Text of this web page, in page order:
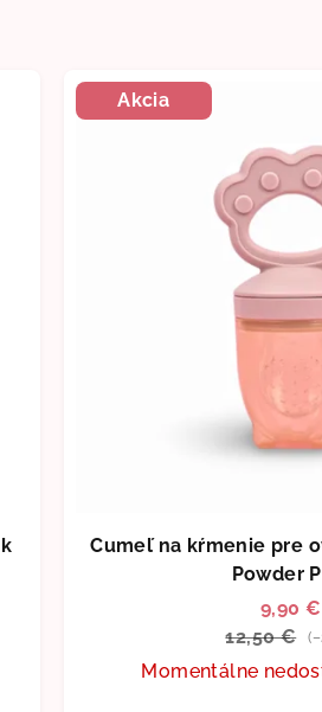
Akcia
Cumeľ na kŕmenie pre
Powder
9,90 €
12,50 €
Momentálne